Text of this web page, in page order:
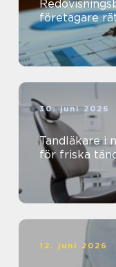
företagare
30. juni 2026
Tandläkare i nacka så hittar
för friska
12. juni 2026